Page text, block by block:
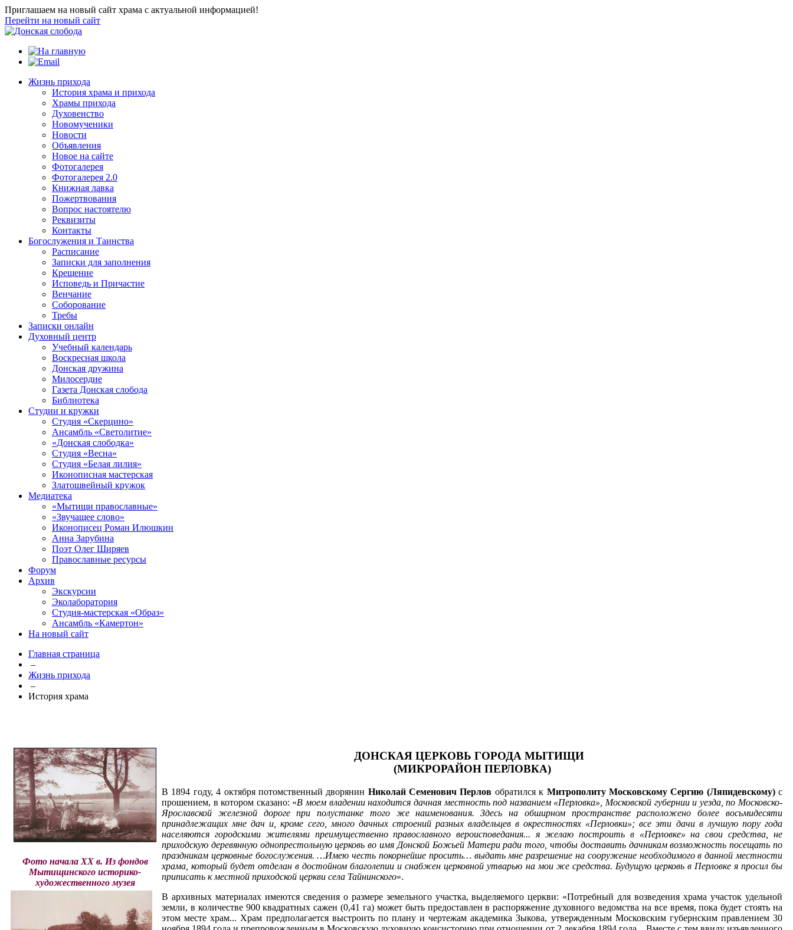
Приглашаем на новый сайт храма с актуальной информацией!
Перейти на новый сайт
Жизнь прихода
История храма и прихода
Храмы прихода
Духовенство
Новомученики
Новости
Объявления
Новое на сайте
Фотогалерея
Фотогалерея 2.0
Книжная лавка
Пожертвования
Вопрос настоятелю
Реквизиты
Контакты
Богослужения и Таинства
Расписание
Записки для заполнения
Крещение
Исповедь и Причастие
Венчание
Соборование
Требы
Записки онлайн
Духовный центр
Учебный календарь
Воскресная школа
Донская дружина
Милосердие
Газета Донская слобода
Библиотека
Студии и кружки
Студия «Скерцино»
Ансамбль «Светолитие»
«Донская слободка»
Студия «Весна»
Студия «Белая лилия»
Иконописная мастерская
Златошвейный кружок
Медиатека
«Мытищи православные»
«Звучащее слово»
Иконописец Роман Илюшкин
Анна Зарубина
Поэт Олег Ширяев
Православные ресурсы
Форум
Архив
Экскурсии
Эколаборатория
Студия-мастерская «Образ»
Ансамбль «Камертон»
На новый сайт
Главная страница
–
Жизнь прихода
–
История храма
ДОНСКАЯ ЦЕРКОВЬ ГОРОДА МЫТИЩИ
(МИКРОРАЙОН ПЕРЛОВКА)
В 1894 году, 4 октября потомственный дворянин Николай Семенович Перлов обратился к Митрополиту Московскому Сергию (Ляпидевскому)с
прошением, в котором сказано: «В моем владении находится дачная местность под названием «Перловка», Московской губернии и уезда, по Московско-
Ярославской железной дороге при полустанке того же наименования. Здесь на обширном пространстве расположено более восьмидесяти
принадлежащих мне дач и, кроме сего, много дачных строений разных владельцев в окрестностях «Перловки»; все эти дачи в лучшую пору года
населяются городскими жителями преимущественно православного вероисповедания... я желаю построить в «Перловке» на свои средства, не
приходскую деревянную однопрестольную церковь во имя Донской Божьей Матери ради того, чтобы доставить дачникам возможность посещать по
праздникам церковные богослужения. …Имею честь покорнейше просить… выдать мне разрешение на сооружение необходимого в данной местности
храма, который будет отделан в достойном благолепии и снабжен церковной утварью на мои же средства. Будущую церковь в Перловке я просил бы
приписать к местной приходской церкви села Тайнинского».
В архивных материалах имеются сведения о размере земельного участка, выделяемого церкви: «Потребный для возведения храма участок удельной
земли, в количестве 900 квадратных сажен (0,41 га) может быть предоставлен в распоряжение духовного ведомства на все время, пока будет стоять на
этом месте храм... Храм предполагается выстроить по плану и чертежам академика Зыкова, утвержденным Московским губернским правлением 30
Фото начала XX в. Из фондов
Мытищинского историко-
художественного музея